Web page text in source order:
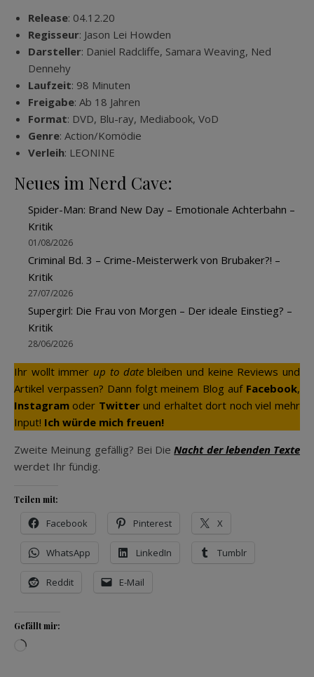
Release: 04.12.20
Regisseur: Jason Lei Howden
Darsteller: Daniel Radcliffe, Samara Weaving, Ned
Dennehy
Laufzeit: 98 Minuten
Freigabe: Ab 18 Jahren
Format: DVD, Blu-ray, Mediabook, VoD
Genre: Action/Komödie
Verleih: LEONINE
Neues im Nerd Cave:
Spider-Man: Brand New Day – Emotionale Achterbahn –
Kritik
01/08/2026
Criminal Bd. 3 – Crime-Meisterwerk von Brubaker?! –
Kritik
27/07/2026
Supergirl: Die Frau von Morgen – Der ideale Einstieg? –
Kritik
28/06/2026
Ihr wollt immer up to datebleiben und keine Reviews und
Artikel verpassen? Dann folgt meinem Blog auf Facebook,
Instagram oder Twitter und erhaltet dort noch viel mehr
Input! Ich würde mich freuen!
Zweite Meinung gefällig? Bei DieNacht der lebenden Texte
werdet Ihr fündig.
Teilen mit:
Facebook Pinterest X
WhatsApp LinkedIn Tumblr
Reddit E-Mail
Gefällt mir:
Wird geladen …